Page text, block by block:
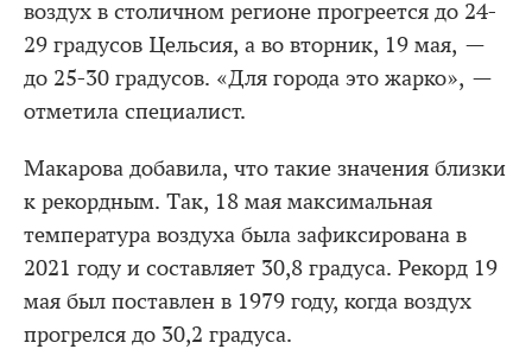
воздух в столичном регионе прогреется до 24-
29 градусов Цельсия, а во вторник, 19 мая, —
до 25-30 градусов. «Для города это жарко», —
отметила специалист.
Макарова добавила, что такие значения близки
к рекордным. Так, 18 мая максимальная
температура воздуха была зафиксирована в
2021 году и составляет 30,8 градуса. Рекорд 19
мая был поставлен в 1979 году, когда воздух
прогрелся до 30,2 градуса.